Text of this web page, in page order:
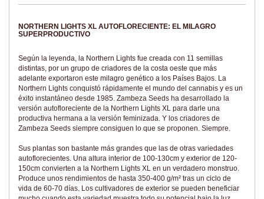
NORTHERN LIGHTS XL AUTOFLORECIENTE: EL MILAGRO
SUPERPRODUCTIVO
Según la leyenda, la Northern Lights fue creada con 11 semillas
distintas, por un grupo de criadores de la costa oeste que más
adelante exportaron este milagro genético a los Países Bajos. La
Northern Lights conquistó rápidamente el mundo del cannabis y es un
éxito instantáneo desde 1985. Zambeza Seeds ha desarrollado la
versión autofloreciente de la Northern Lights XL para darle una
productiva hermana a la versión feminizada. Y los criadores de
Zambeza Seeds siempre consiguen lo que se proponen. Siempre.
Sus plantas son bastante más grandes que las de otras variedades
autoflorecientes. Una altura interior de 100-130cm y exterior de 120-
150cm convierten a la Northern Lights XL en un verdadero monstruo.
Produce unos rendimientos de hasta 350-400 g/m² tras un ciclo de
vida de 60-70 días. Los cultivadores de exterior se pueden beneficiar